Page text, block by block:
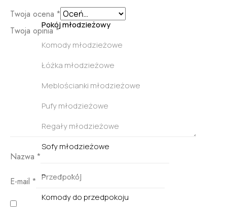
Pokój młodzieżowy
Komody młodzieżowe
Łóżka młodzieżowe
Meblościanki młodzieżowe
Pufy młodzieżowe
Regały młodzieżowe
Sofy młodzieżowe
Przedpokój
Komody do przedpokoju
Twoja ocena *
Twoja opinia*
Nazwa *
E-mail *